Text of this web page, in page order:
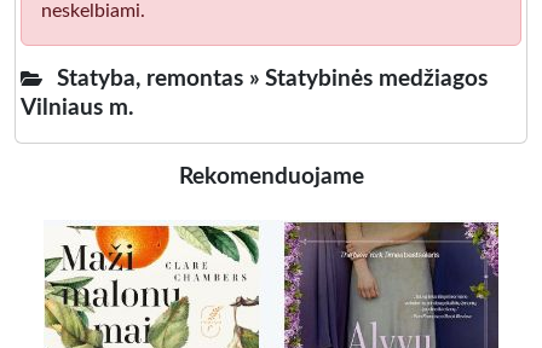
neskelbiami.
Statyba, remontas » Statybinės medžiagos
Vilniaus m.
Rekomenduojame